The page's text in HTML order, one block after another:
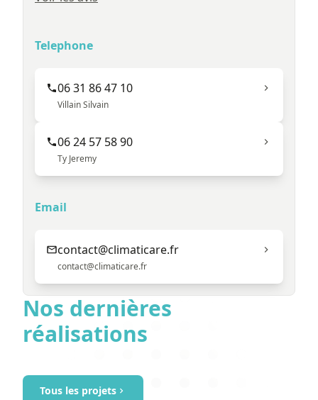
Telephone
06 31 86 47 10
Villain Silvain
06 24 57 58 90
Ty Jeremy
Email
contact@climaticare.fr
contact@climaticare.fr
Nos dernières
réalisations
Tous les projets